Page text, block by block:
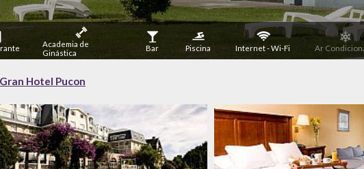
Academia de
Ginástica
Bar Piscina Internet - Wi-Fi Ar
Hotel Pucon